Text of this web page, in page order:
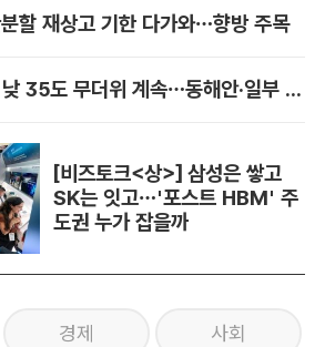
할 재상고 기한 다가와…향방 주목
[오늘의 날씨] 전국 낮 35도 무더위 계속…동해안·일부 지역 비
[비즈토크<상>] 삼성은 쌓고
SK는 잇고…'포스트 HBM' 주
도권 누가 잡을까
경제 사회